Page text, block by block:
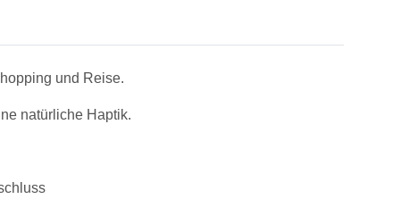
und Reise.
natürliche Haptik.